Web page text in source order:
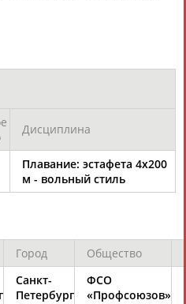
деятельности
«Стадион»
Дисциплина
Плавание: эстафета 4х200
м - вольный стиль
Город Общество
Санкт-
Петербург
ФСО
«Профсоюзов»